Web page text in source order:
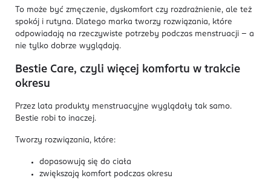
To może być zmęczenie, dyskomfort czy rozdrażnienie, ale też
spokój i rutyna. Dlatego marka tworzy rozwiązania, które
odpowiadają na rzeczywiste potrzeby podczas menstruacji - a
nie tylko dobrze wyglądają.
Bestie Care, czyli więcej komfortu w trakcie
okresu
Przez lata produkty menstruacyjne wyglądały tak samo.
Bestie robi to inaczej.
Tworzy rozwiązania, które:
dopasowują się do ciała
zwiększają komfort podczas okresu